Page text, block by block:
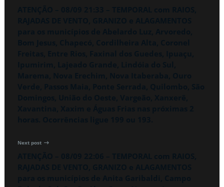
Next post